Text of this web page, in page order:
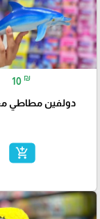
10 ₪
دولفين مطاطي
add_shopping_cart